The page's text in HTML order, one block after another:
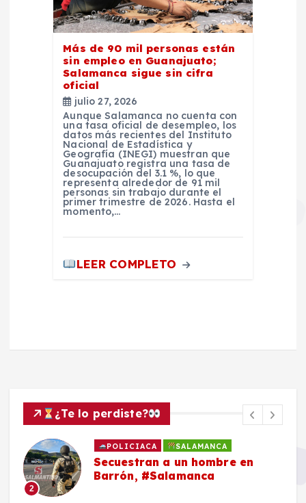
Más de 90 mil personas están
sin empleo en Guanajuato;
Salamanca sigue sin cifra
oficial
julio 27, 2026
Aunque Salamanca no cuenta con
una tasa oficial de desempleo, los
datos más recientes del Instituto
Nacional de Estadística y
Geografía (INEGI) muestran que
Guanajuato registra una tasa de
desocupación del 3.1 %, lo que
representa alrededor de 91 mil
personas sin trabajo durante el
primer trimestre de 2026. Hasta el
momento,…
LEER COMPLETO
¿Te lo perdiste?
2
POLICIACA SALAMANCA
Secuestran a un hombre en
Barrón, #Salamanca